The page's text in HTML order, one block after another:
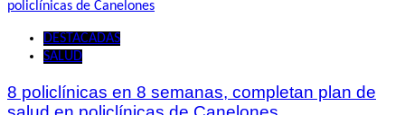
DESTACADAS
SALUD
8 policlínicas en 8 semanas, completan plan de